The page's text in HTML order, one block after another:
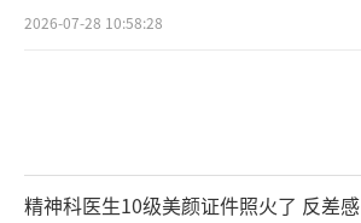
2026-07-28 10:58:28
精神科医生10级美颜证件照火了 反差感